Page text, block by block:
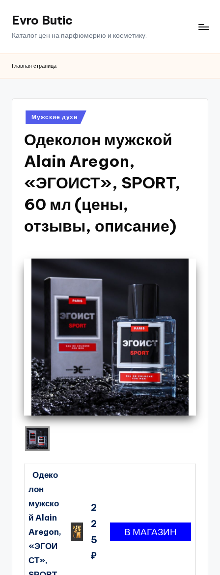
ПерейтиEvro Butic
Каталог цен на парфюмерию и косметику.
Главная страница
Опубликовано
в
Мужские духи
Одеколон мужской
Alain Aregon,
«ЭГОИСТ», SPORT,
60 мл (цены,
отзывы, описание)
Одеко
лон
мужско
й Alain
Aregon,
«ЭГОИ
СТ»,
2
2
5
₽